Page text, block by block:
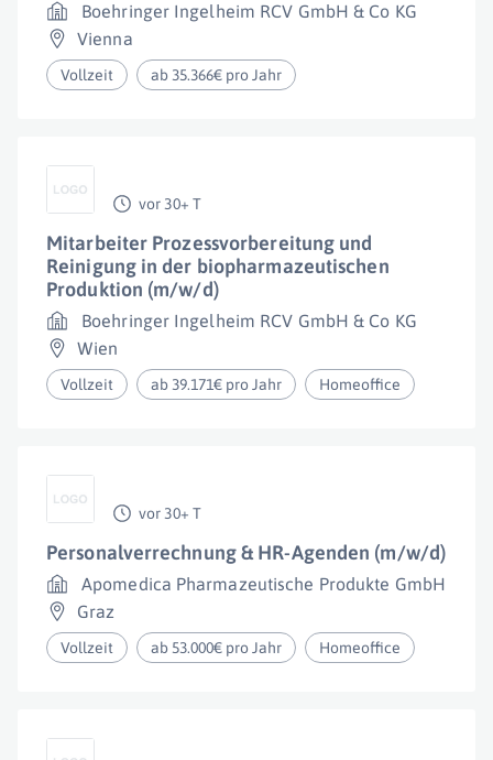
Boehringer Ingelheim RCV GmbH & Co KG
Vienna
Vollzeit ab 35.366€ pro Jahr
vor 30+ T
Mitarbeiter Prozessvorbereitung und
Reinigung in der biopharmazeutischen
Produktion (m/w/d)
Boehringer Ingelheim RCV GmbH & Co KG
Wien
Vollzeit ab 39.171€ pro Jahr Homeoffice
vor 30+ T
Personalverrechnung & HR-Agenden (m/w/d)
Apomedica Pharmazeutische Produkte GmbH
Graz
Vollzeit ab 53.000€ pro Jahr Homeoffice